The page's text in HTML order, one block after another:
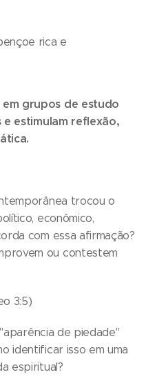
rica e
grupos de estudo
e estimulam reflexão,
trocou o
econômico,
com essa afirmação?
ou contestem
3:5)
de piedade"
identificar isso em uma
espiritual?